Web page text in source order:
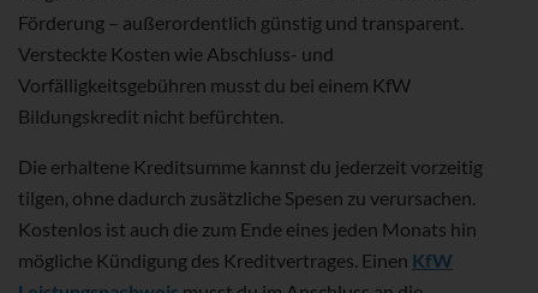
Förderung – außerordentlich günstig und transparent.
Versteckte Kosten wie Abschluss- und
Vorfälligkeitsgebühren musst du bei einem KfW
Bildungskredit nicht befürchten.
Die erhaltene Kreditsumme kannst du jederzeit vorzeitig
tilgen, ohne dadurch zusätzliche Spesen zu verursachen.
Kostenlos ist auch die zum Ende eines jeden Monats hin
mögliche Kündigung des Kreditvertrages. Einen KfW